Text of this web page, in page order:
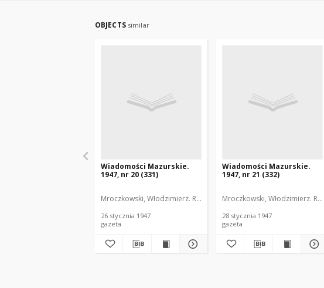
OBJECTS similar
Wiadomości Mazurskie.
1947, nr 20 (331)
Mroczkowski, Włodzimierz. Red.
26 stycznia 1947
gazeta
Wiadomości Mazurskie.
1947, nr 21 (332)
Mroczkowski, Włodzimierz. Red.
28 stycznia 1947
gazeta